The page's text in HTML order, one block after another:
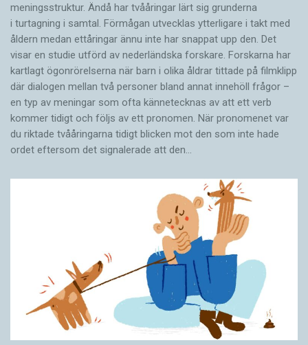
meningsstruktur. Ändå har tvååringar lärt sig grunderna
i turtagning i samtal. Förmågan utvecklas ytterligare i takt med
åldern medan ettåringar ännu inte har snappat upp den. Det
visar en studie utförd av nederländska forskare. Forskarna har
kartlagt ögonrörelserna när barn i olika åldrar tittade på filmklipp
där dialogen mellan två personer bland annat innehöll frågor –
en typ av meningar som ofta kännetecknas av att ett verb
kommer tidigt och följs av ett pronomen. När pronomenet var
du riktade tvååringarna tidigt blicken mot den som inte hade
ordet eftersom det ­signalerade att den…